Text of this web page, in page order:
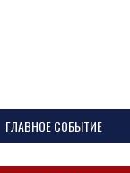
ГЛАВНОЕ СОБЫТИЕ